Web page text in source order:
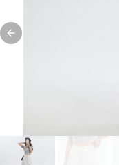
Previous slide